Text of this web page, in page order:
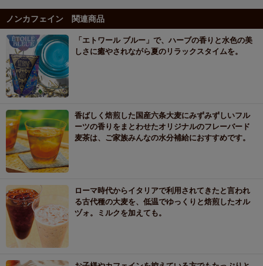
ノンカフェイン 関連商品
「エトワール ブルー」で、ハーブの香りと水色の美
しさに癒やされながら夏のリラックスタイムを。
香ばしく焙煎した国産六条大麦にみずみずしいフル
ーツの香りをまとわせたオリジナルのフレーバード
麦茶は、ご家族みんなの水分補給におすすめです。
ローマ時代からイタリアで利用されてきたと言われ
る古代種の大麦を、低温でゆっくりと焙煎したオル
ヅォ。ミルクを加えても。